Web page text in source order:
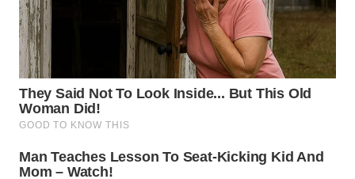
WN
KALTENG
WN
KALTARA
KALSEL